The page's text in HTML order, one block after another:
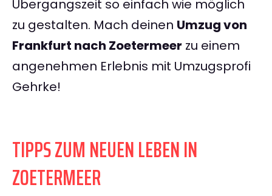
Übergangszeit so einfach wie möglich
zu gestalten. Mach deinen Umzug von
Frankfurt nach Zoetermeer zu einem
angenehmen Erlebnis mit Umzugsprofi
Gehrke!
TIPPS ZUM NEUEN LEBEN IN
ZOETERMEER